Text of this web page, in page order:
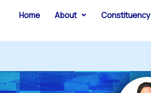
Home About Constituency